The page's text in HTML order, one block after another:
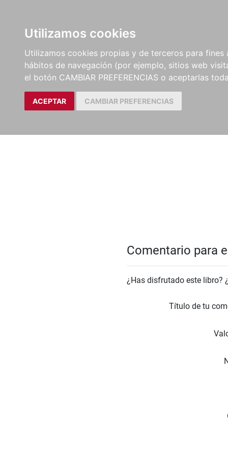
Utilizamos cookies
Utilizamos cookies propias y de terceros para
hábitos de navegación (por ejemplo, sitios web
el botón CAMBIAR PREFERENCIAS o aceptarlas
ACEPTAR CAMBIAR PREFERENCIAS
Comentario para
¿Has disfrutado este libro?
Título de tu